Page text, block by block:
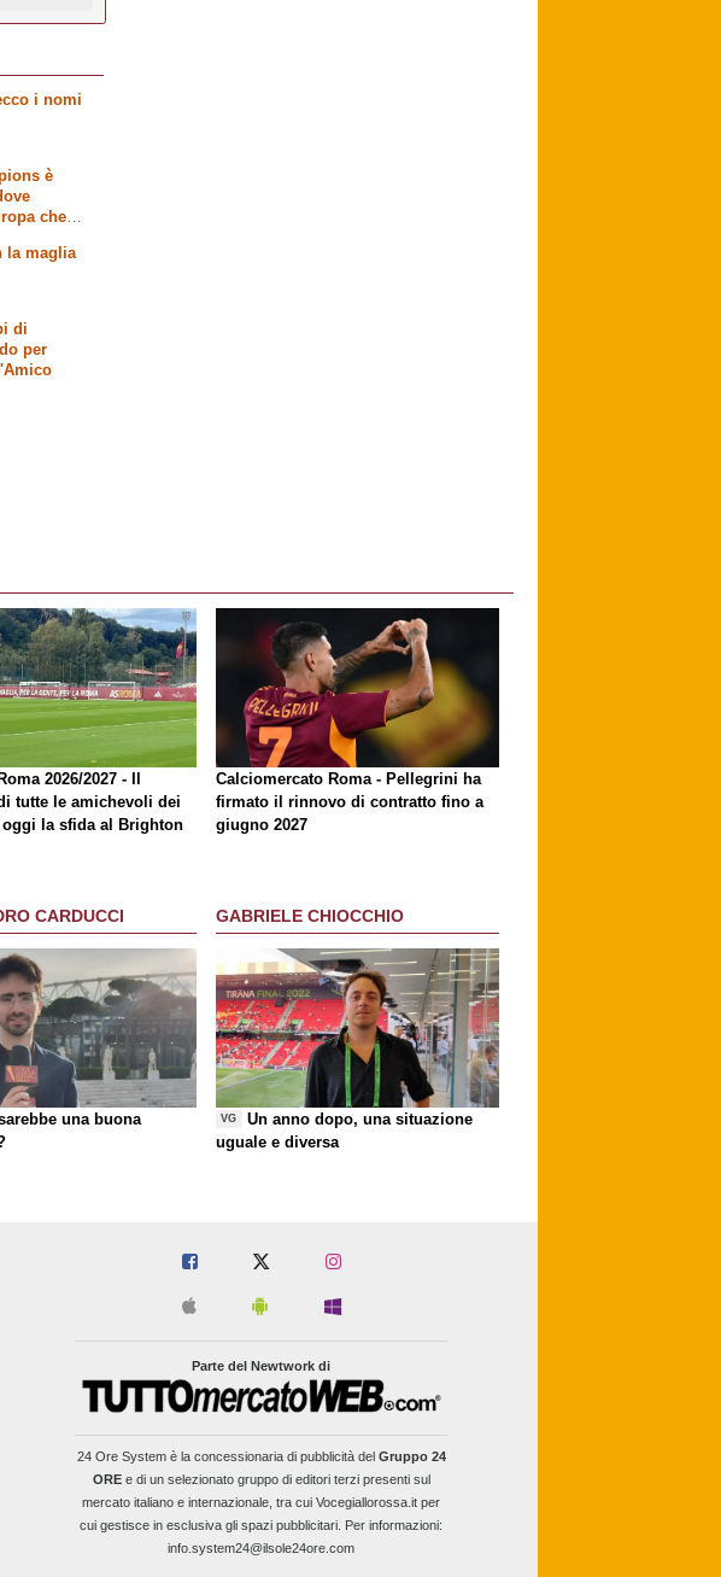
i nomi
è
che
la maglia
di
per
2026/2027 - Il
tutte le amichevoli dei
la sfida al Brighton
Calciomercato Roma - Pellegrini ha
firmato il rinnovo di contratto fino a
giugno 2027
CARDUCCI
una buona
GABRIELE CHIOCCHIO
VG
Un anno dopo, una situazione
uguale e diversa
Parte del Newtwork di
24 Ore Systemè la concessionaria di pubblicità del Gruppo 24
OREe di un selezionato gruppo di editori terzi presenti sul
mercato italiano e internazionale, tra cui Vocegiallorossa.it per
cui gestisce in esclusiva gli spazi pubblicitari. Per informazioni:
info.system24@ilsole24ore.com